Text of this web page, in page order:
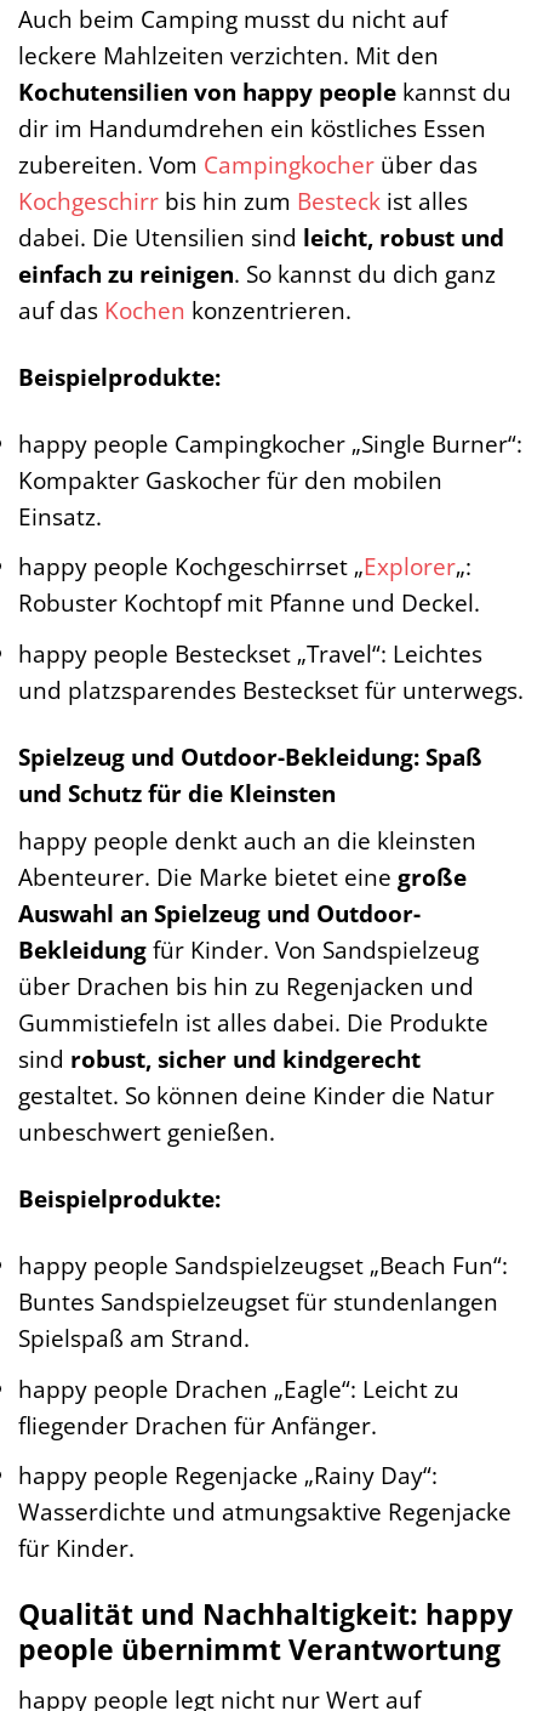
Auch beim Camping musst du nicht auf
leckere Mahlzeiten verzichten. Mit den
Kochutensilien von happy people kannst du
dir im Handumdrehen ein köstliches Essen
zubereiten. Vom Campingkocher über das
Kochgeschirr bis hin zum Besteck ist alles
dabei. Die Utensilien sind leicht, robust und
einfach zu reinigen. So kannst du dich ganz
auf das Kochen konzentrieren.
Beispielprodukte:
happy people Campingkocher „Single Burner“:
Kompakter Gaskocher für den mobilen
Einsatz.
happy people Kochgeschirrset „Explorer„:
Robuster Kochtopf mit Pfanne und Deckel.
happy people Besteckset „Travel“: Leichtes
und platzsparendes Besteckset für unterwegs.
Spielzeug und Outdoor-Bekleidung: Spaß
und Schutz für die Kleinsten
happy people denkt auch an die kleinsten
Abenteurer. Die Marke bietet eine große
Auswahl an Spielzeug und Outdoor-
Bekleidungfür Kinder. Von Sandspielzeug
über Drachen bis hin zu Regenjacken und
Gummistiefeln ist alles dabei. Die Produkte
sind robust, sicher und kindgerecht
gestaltet. So können deine Kinder die Natur
unbeschwert genießen.
Beispielprodukte:
happy people Sandspielzeugset „Beach Fun“:
Buntes Sandspielzeugset für stundenlangen
Spielspaß am Strand.
happy people Drachen „Eagle“: Leicht zu
fliegender Drachen für Anfänger.
happy people Regenjacke „Rainy Day“:
Wasserdichte und atmungsaktive Regenjacke
für Kinder.
Qualität und Nachhaltigkeit: happy
people übernimmt Verantwortung
happy people legt nicht nur Wert auf